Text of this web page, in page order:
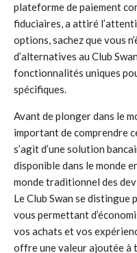
plateforme de paiement
fiduciaires, a attiré
options, sachez que vous
d’alternatives au Club
fonctionnalités uniques
spécifiques.
Avant de plonger dans le
important de comprendre
s’agit d’une solution
disponible dans le monde
monde traditionnel des
Le Club Swan se distingue
vous permettant
vos achats et vos
offre une valeur ajoutée à